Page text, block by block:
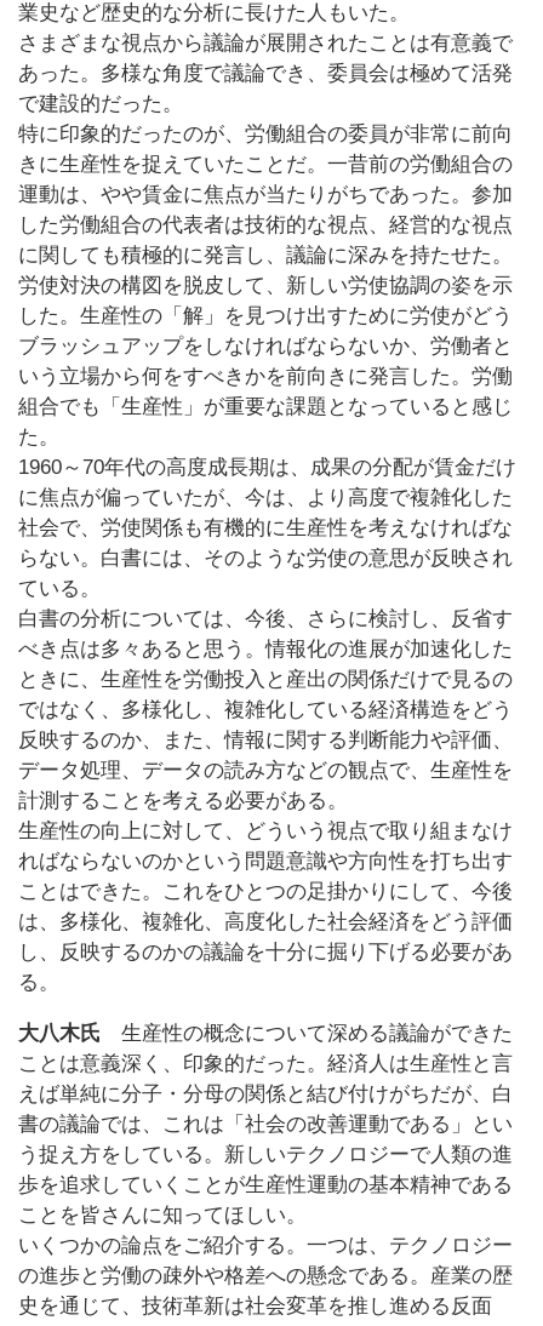
業史など歴史的な分析に長けた人もいた。
さまざまな視点から議論が展開されたことは有意義で
あった。多様な角度で議論でき、委員会は極めて活発
で建設的だった。
特に印象的だったのが、労働組合の委員が非常に前向
きに生産性を捉えていたことだ。一昔前の労働組合の
運動は、やや賃金に焦点が当たりがちであった。参加
した労働組合の代表者は技術的な視点、経営的な視点
に関しても積極的に発言し、議論に深みを持たせた。
労使対決の構図を脱皮して、新しい労使協調の姿を示
した。生産性の「解」を見つけ出すために労使がどう
ブラッシュアップをしなければならないか、労働者と
いう立場から何をすべきかを前向きに発言した。労働
組合でも「生産性」が重要な課題となっていると感じ
た。
1960～70年代の高度成長期は、成果の分配が賃金だけ
に焦点が偏っていたが、今は、より高度で複雑化した
社会で、労使関係も有機的に生産性を考えなければな
らない。白書には、そのような労使の意思が反映され
ている。
白書の分析については、今後、さらに検討し、反省す
べき点は多々あると思う。情報化の進展が加速化した
ときに、生産性を労働投入と産出の関係だけで見るの
ではなく、多様化し、複雑化している経済構造をどう
反映するのか、また、情報に関する判断能力や評価、
データ処理、データの読み方などの観点で、生産性を
計測することを考える必要がある。
生産性の向上に対して、どういう視点で取り組まなけ
ればならないのかという問題意識や方向性を打ち出す
ことはできた。これをひとつの足掛かりにして、今後
は、多様化、複雑化、高度化した社会経済をどう評価
し、反映するのかの議論を十分に掘り下げる必要があ
る。
大八木氏 生産性の概念について深める議論ができた
ことは意義深く、印象的だった。経済人は生産性と言
えば単純に分子・分母の関係と結び付けがちだが、白
書の議論では、これは「社会の改善運動である」とい
う捉え方をしている。新しいテクノロジーで人類の進
歩を追求していくことが生産性運動の基本精神である
ことを皆さんに知ってほしい。
いくつかの論点をご紹介する。一つは、テクノロジー
の進歩と労働の疎外や格差への懸念である。産業の歴
史を通じて、技術革新は社会変革を推し進める反面